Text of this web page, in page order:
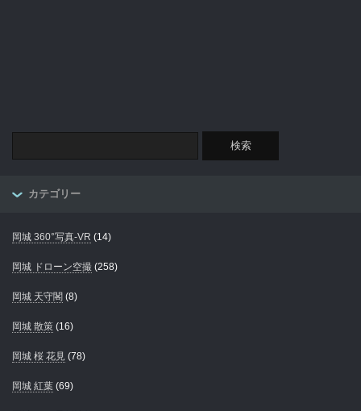
カテゴリー
岡城 360°写真-VR (14)
岡城 ドローン空撮 (258)
岡城 天守閣 (8)
岡城 散策 (16)
岡城 桜 花見 (78)
岡城 紅葉 (69)